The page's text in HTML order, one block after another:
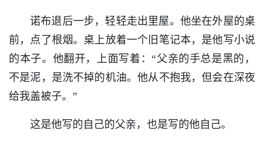
诺布退后一步，轻轻走出里屋。他坐在外屋的桌
前，点了根烟。桌上放着一个旧笔记本，是他写小说
的本子。他翻开，上面写着：“父亲的手总是黑的，
不是泥，是洗不掉的机油。他从不抱我，但会在深夜
给我盖被子。”
这是他写的自己的父亲，也是写的他自己。